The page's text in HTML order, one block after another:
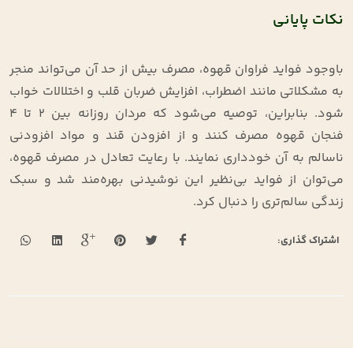
نکات پایانی
باوجود فواید فراوان قهوه، مصرف بیش از حد آن می‌تواند منجر
به مشکلاتی مانند اضطراب، افزایش ضربان قلب و اختلالات خواب
شود. بنابراین، توصیه می‌شود که مردان روزانه بین ۲ تا ۴
فنجان قهوه مصرف کنند و از افزودن قند و مواد افزودنی
ناسالم به آن خودداری نمایند. با رعایت تعادل در مصرف قهوه،
می‌توان از فواید بی‌نظیر این نوشیدنی بهره‌مند شد و سبک
زندگی سالم‌تری را دنبال کرد.
اشتراک گذاری: